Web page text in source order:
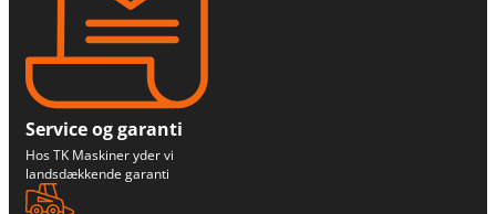
Service og garanti
Hos TK Maskiner yder vi
landsdækkende garanti